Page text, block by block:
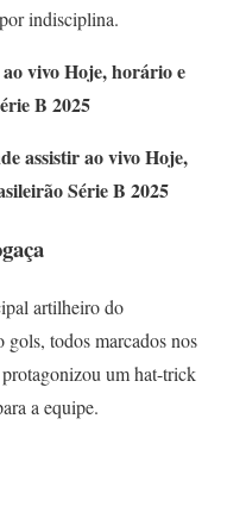
indisciplina.
vivo Hoje, horário e
B 2025
assistir ao vivo Hoje,
Série B 2025
artilheiro do
todos marcados nos
um hat-trick
a equipe.